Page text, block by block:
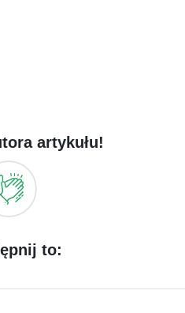
artykułu!
to: